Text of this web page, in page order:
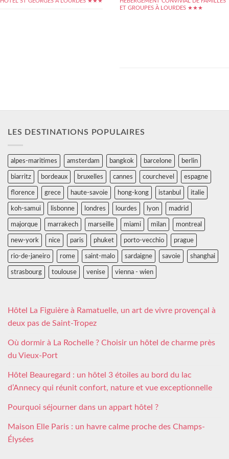
ET GROUPES À LOURDES ★★★
LES DESTINATIONS POPULAIRES
alpes-maritimes amsterdam bangkok barcelone berlin
biarritz bordeaux bruxelles cannes courchevel espagne
florence grece haute-savoie hong-kong istanbul italie
koh-samui lisbonne londres lourdes lyon madrid
majorque marrakech marseille miami milan montreal
new-york nice paris phuket porto-vecchio prague
rio-de-janeiro rome saint-malo sardaigne savoie shanghai
strasbourg toulouse venise vienna - wien
Hôtel La Figuière à Ramatuelle, un art de vivre provençal à
deux pas de Saint-Tropez
Où dormir à La Rochelle ? Choisir un hôtel de charme près
du Vieux-Port
Hôtel Beauregard : un hôtel 3 étoiles au bord du lac
d’Annecy qui réunit confort, nature et vue exceptionnelle
Pourquoi séjourner dans un appart hôtel ?
Maison Elle Paris : un havre calme proche des Champs-
Élysées